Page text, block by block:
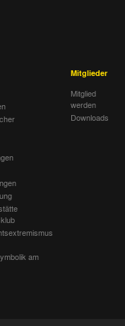
am
Mitglieder
Mitglied
werden
Downloads